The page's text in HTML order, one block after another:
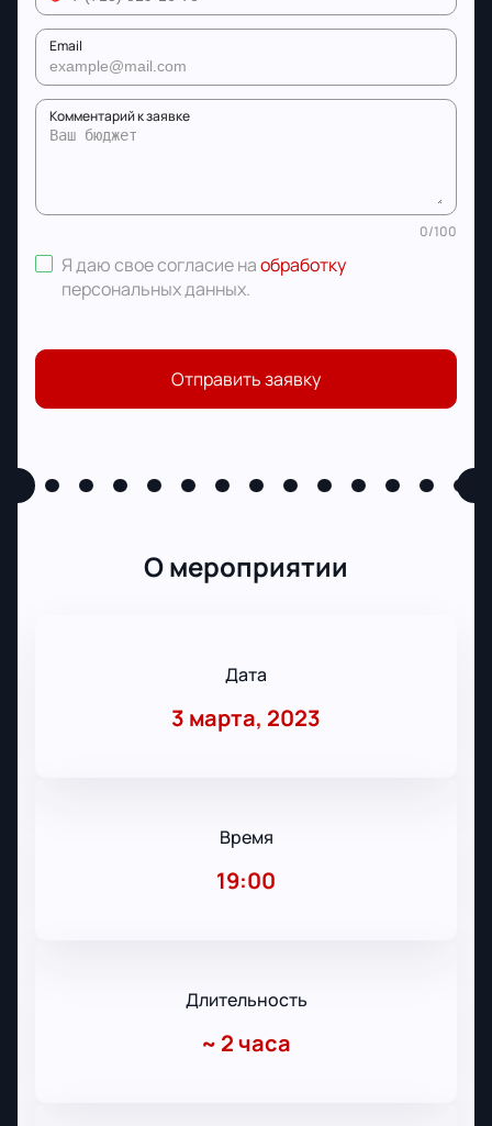
Email
Комментарий к заявке
0/100
Я даю свое согласие наобработку
персональных данных.
Отправить заявку
О мероприятии
Дата
3 марта, 2023
Время
19:00
Длительность
~ 2 часа